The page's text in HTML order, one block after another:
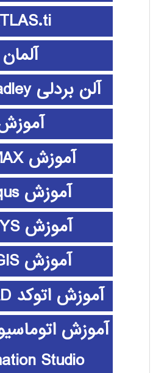
آلمان
آلن بردلی Allen bradley
آموزش 3D MAX
آموزش abaqus
آموزش ANSYS
آموزش ArcGIS
آموزش اتوکد AUTOCAD
آموزش
Studio